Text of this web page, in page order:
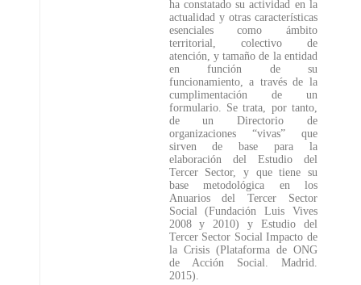
ha constatado su actividad en la
actualidad y otras características
esenciales como ámbito
territorial, colectivo de
atención, y tamaño de la entidad
en función de su
funcionamiento, a través de la
cumplimentación de un
formulario. Se trata, por tanto,
de un Directorio de
organizaciones “vivas” que
sirven de base para la
elaboración del Estudio del
Tercer Sector, y que tiene su
base metodológica en los
Anuarios del Tercer Sector
Social (Fundación Luis Vives
2008 y 2010) y Estudio del
Tercer Sector Social Impacto de
la Crisis (Plataforma de ONG
de Acción Social. Madrid.
2015).